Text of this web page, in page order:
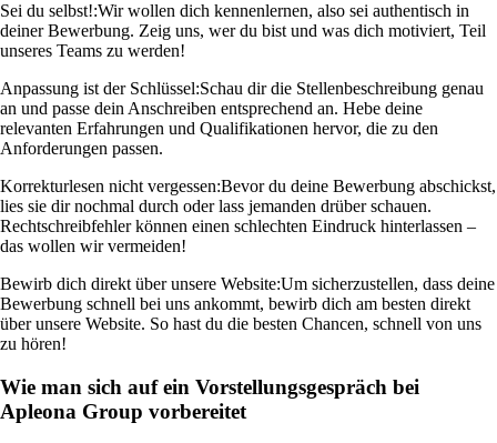
Sei du selbst!:Wir wollen dich kennenlernen, also sei authentisch in
deiner Bewerbung. Zeig uns, wer du bist und was dich motiviert, Teil
unseres Teams zu werden!
Anpassung ist der Schlüssel:Schau dir die Stellenbeschreibung genau
an und passe dein Anschreiben entsprechend an. Hebe deine
relevanten Erfahrungen und Qualifikationen hervor, die zu den
Anforderungen passen.
Korrekturlesen nicht vergessen:Bevor du deine Bewerbung abschickst,
lies sie dir nochmal durch oder lass jemanden drüber schauen.
Rechtschreibfehler können einen schlechten Eindruck hinterlassen –
das wollen wir vermeiden!
Bewirb dich direkt über unsere Website:Um sicherzustellen, dass deine
Bewerbung schnell bei uns ankommt, bewirb dich am besten direkt
über unsere Website. So hast du die besten Chancen, schnell von uns
zu hören!
Wie man sich auf ein Vorstellungsgespräch bei
Apleona Group vorbereitet